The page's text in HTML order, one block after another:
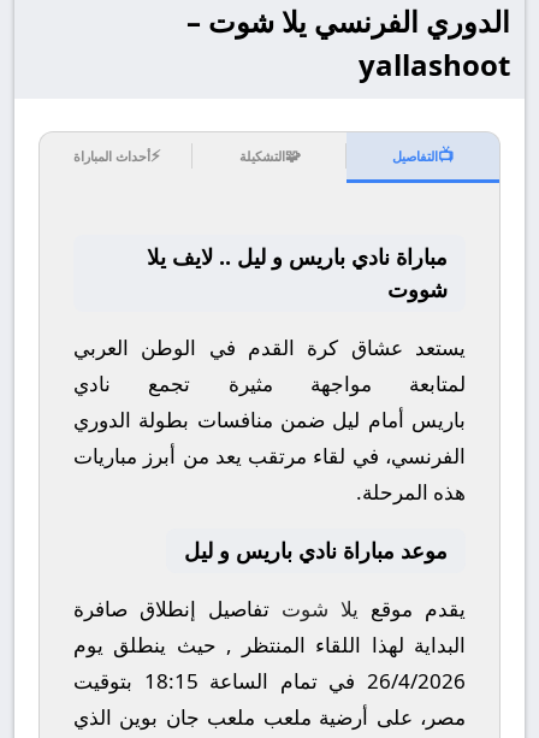
الدوري الفرنسي يلا شوت –
yallashoot
📺التفاصيل 🧩التشكيلة ⚡أحداث المباراة
مباراة نادي باريس و ليل .. لايف يلا
شووت
يستعد عشاق كرة القدم في الوطن العربي
لمتابعة مواجهة مثيرة تجمع نادي
باريس أمام ليل ضمن منافسات بطولة الدوري
الفرنسي، في لقاء مرتقب يعد من أبرز مباريات
هذه المرحلة.
موعد مباراة نادي باريس و ليل
يقدم موقع يلا شوت تفاصيل إنطلاق صافرة
البداية لهذا اللقاء المنتظر , حيث ينطلق يوم
26/4/2026في تمام الساعة 18:15 بتوقيت
مصر، على أرضية ملعب ملعب جان بوين الذي